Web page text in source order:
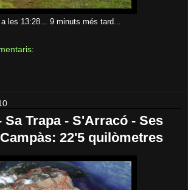
a les 13:28... 9 minuts més tard...
Sa Trapa - S'Arracó - Ses
22'5 quilòmetres